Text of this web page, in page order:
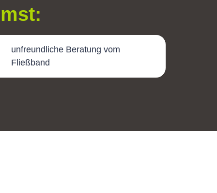
unfreundliche Beratung vom
Fließband